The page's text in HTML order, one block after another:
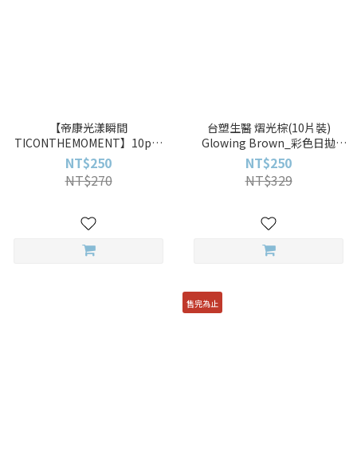
【帝康光漾瞬間
TICONTHEMOMENT】10pcs
極光冰灰 Glacier Glow彩色日
拋
NT$250
NT$270
台塑生醫 熠光棕(10片裝)
Glowing Brown_彩色日拋
_【台塑生醫_BIOVISION_冰
河】10pcs
NT$250
NT$329
售完為止